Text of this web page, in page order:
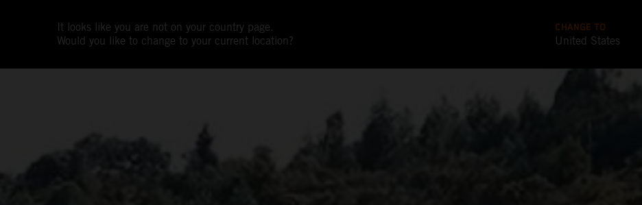
It looks like you are not on your country page.
Would you like to change to your current location?
CHANGE TO
United States